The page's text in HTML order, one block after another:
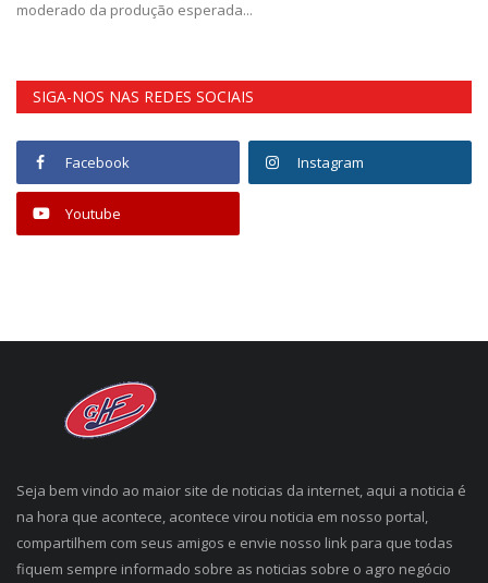
moderado da produção esperada...
SIGA-NOS NAS REDES SOCIAIS
Facebook Instagram
Youtube
Seja bem vindo ao maior site de noticias da internet, aqui a noticia é
na hora que acontece, acontece virou noticia em nosso portal,
compartilhem com seus amigos e envie nosso link para que todas
fiquem sempre informado sobre as noticias sobre o agro negócio